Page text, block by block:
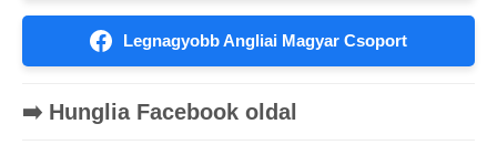
Legnagyobb Angliai Magyar Csoport
➡️ Hunglia Facebook oldal